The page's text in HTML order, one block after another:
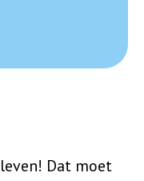
Dat moet